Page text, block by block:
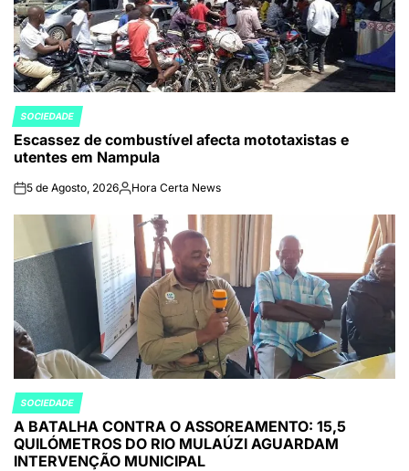
POSTED
IN
SOCIEDADE
Escassez de combustível afecta mototaxistas e
utentes em Nampula
on5 de Agosto, 2026Publicado
Hora Certa News
POSTED
IN
SOCIEDADE
A BATALHA CONTRA O ASSOREAMENTO: 15,5
QUILÓMETROS DO RIO MULAÚZI AGUARDAM
INTERVENÇÃO MUNICIPAL